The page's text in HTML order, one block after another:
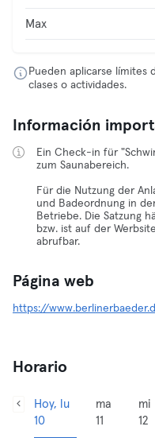
Max
Pueden aplicarse límites
clases o actividades.
Información
Ein Check-in für
zum Saunabereich.
Für die Nutzung der
und Badeordnung in
Betriebe. Die Satzung
bzw. ist auf der Werbsite
abrufbar.
Página web
https://
Horario
Hoy, lu
10
ma
11
mi
12